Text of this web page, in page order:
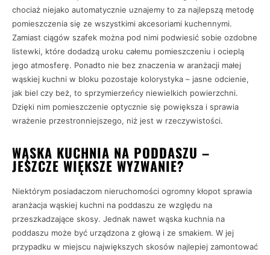
chociaż niejako automatycznie uznajemy to za najlepszą metodę
pomieszczenia się ze wszystkimi akcesoriami kuchennymi.
Zamiast ciągów szafek można pod nimi podwiesić sobie ozdobne
listewki, które dodadzą uroku całemu pomieszczeniu i ocieplą
jego atmosferę. Ponadto nie bez znaczenia w aranżacji małej
wąskiej kuchni w bloku pozostaje kolorystyka – jasne odcienie,
jak biel czy beż, to sprzymierzeńcy niewielkich powierzchni.
Dzięki nim pomieszczenie optycznie się powiększa i sprawia
wrażenie przestronniejszego, niż jest w rzeczywistości.
WĄSKA KUCHNIA NA PODDASZU –
JESZCZE WIĘKSZE WYZWANIE?
Niektórym posiadaczom nieruchomości ogromny kłopot sprawia
aranżacja wąskiej kuchni na poddaszu ze względu na
przeszkadzające skosy. Jednak nawet wąska kuchnia na
poddaszu może być urządzona z głową i ze smakiem. W jej
przypadku w miejscu największych skosów najlepiej zamontować